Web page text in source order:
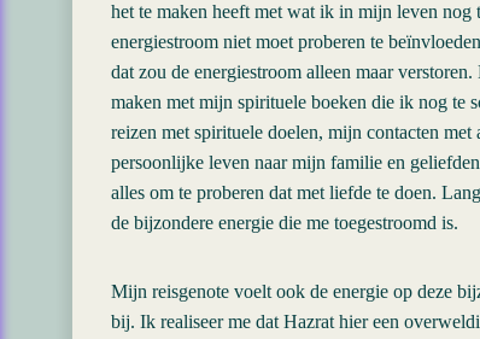
het te maken heeft met wat ik in mijn leven
energiestroom niet moet proberen te
dat zou de energiestroom alleen maar
maken met mijn spirituele boeken die ik nog te
reizen met spirituele doelen, mijn contacten
persoonlijke leven naar mijn familie en
alles om te proberen dat met liefde te doen.
de bijzondere energie die me toegestroomd is.
Mijn reisgenote voelt ook de energie op deze
bij. Ik realiseer me dat Hazrat hier een